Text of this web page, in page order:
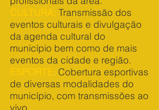
CULTURA: Transmissão dos
eventos culturais e divulgação
da agenda cultural do
município bem como de mais
eventos da cidade e região.
ESPORTE: Cobertura esportivas
de diversas modalidades do
município, com transmissões ao
vivo.